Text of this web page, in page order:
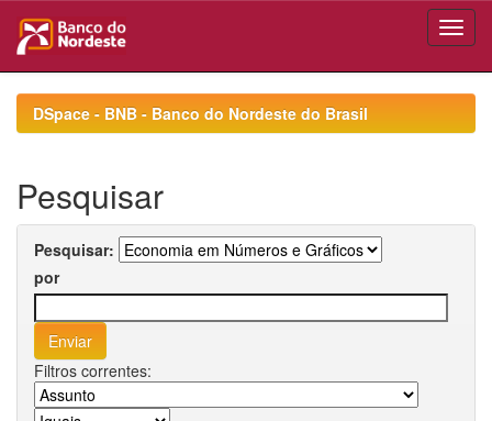
navigationDSpace - BNB - Banco do Nordeste do Brasil
Pesquisar
Pesquisar:
por
Filtros correntes: